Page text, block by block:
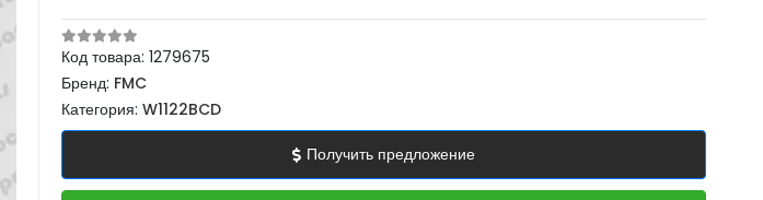
Код товара: 1279675
Бренд: FMC
Категория: W1122BCD
Получить предложение